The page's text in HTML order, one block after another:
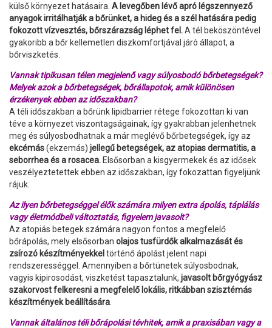
külső környezet hatásaira. A levegőben lévő apró légszennyező
anyagok irritálhatják a bőrünket, a hideg és a szél hatására pedig
fokozott vízvesztés, bőrszárazság léphet fel.A tél beköszöntével
gyakoribb a bőr kellemetlen diszkomfortjával járó állapot, a
bőrviszketés.
Vannak tipikusan télen megjelenő vagy súlyosbodó bőrbetegségek?
Melyek azok a bőrbetegségek, bőrállapotok, amik különösen
érzékenyek ebben az időszakban?
A téli időszakban a bőrünk lipidbarrier rétege fokozottan ki van
téve a környezet viszontagságainak, így gyakrabban jelenhetnek
meg és súlyosbodhatnak a már meglévő bőrbetegségek, így az
ekcémás(ekzemás) jellegű betegségek, az atopias dermatitis, a
seborrhea és a rosacea. Elsősorban a kisgyermekek és az idősek
veszélyeztetettek ebben az időszakban, így fokozattan figyeljünk
rájuk.
Az ilyen bőrbetegséggel élők számára milyen extra ápolás, táplálás
vagy életmódbeli változtatás, figyelem javasolt?
Az atopiás betegek számára nagyon fontos a megfelelő
bőrápolás, mely elsősorban olajos tusfürdők alkalmazását és
zsírozó készítményekkel történő ápolást jelent napi
rendszerességgel. Amennyiben a bőrtünetek súlyosbodnak,
vagyis kipirosodást, viszketést tapasztalunk, javasolt bőrgyógyász
szakorvost felkeresni a megfelelő lokális, ritkábban szisztémás
készítmények beállítására
Vannak általános téli bőrápolási tévhitek, amik a praxisában vagy a